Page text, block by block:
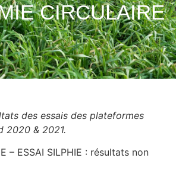
CIRCULAIRE
des essais des plateformes
2020 & 2021.
– ESSAI SILPHIE : résultats non